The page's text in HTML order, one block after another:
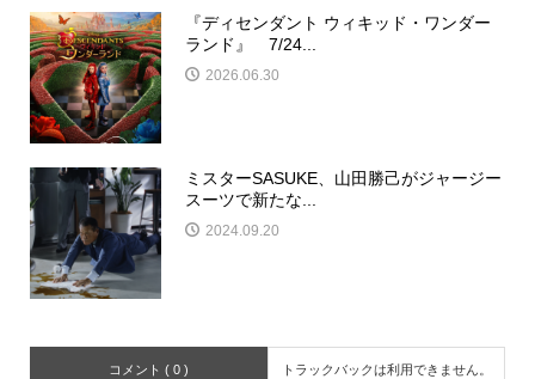
『ディセンダント ウィキッド・ワンダー
ランド』 7/24...
2026.06.30
ミスターSASUKE、山田勝己がジャージー
スーツで新たな...
2024.09.20
コメント ( 0 ) トラックバックは利用できません。